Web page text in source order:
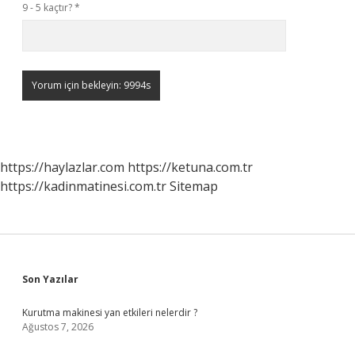
9 - 5 kaçtır?*
https://haylazlar.com https://ketuna.com.tr
https://kadinmatinesi.com.trSitemap
Sidebar
Son Yazılar
Kurutma makinesi yan etkileri nelerdir ?
Ağustos 7, 2026